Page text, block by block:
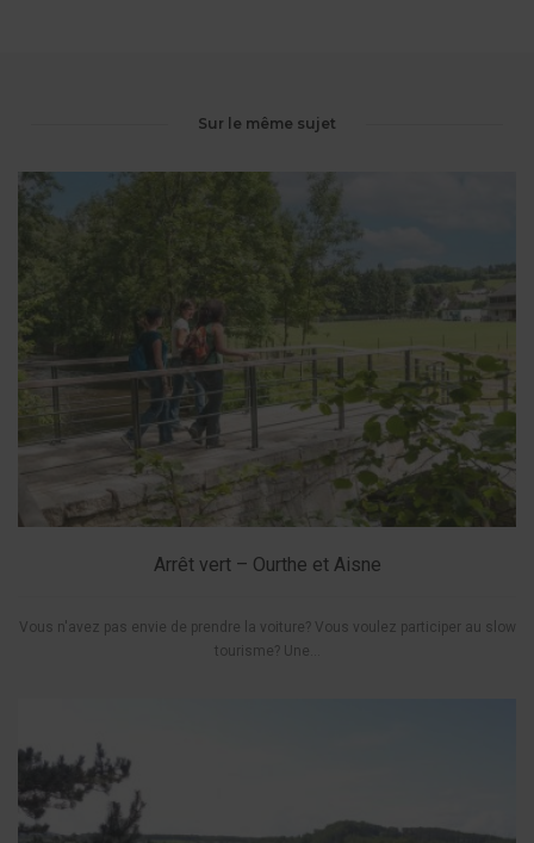
Sur le même sujet
Arrêt vert – Ourthe et Aisne
Vous n'avez pas envie de prendre la voiture? Vous voulez participer au slow
tourisme? Une...